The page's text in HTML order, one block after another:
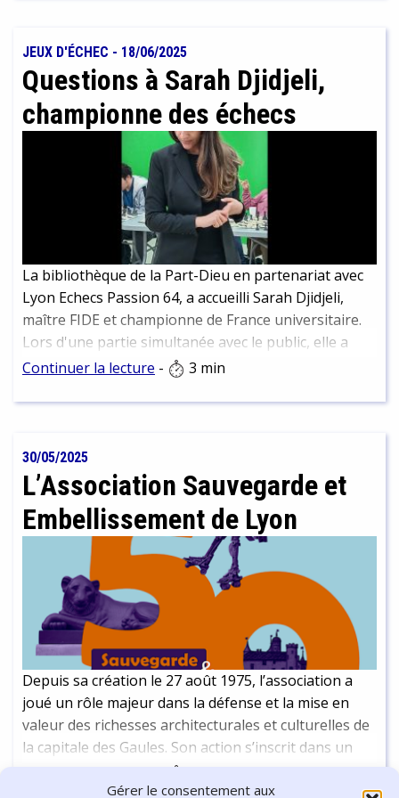
Gérer le consentement aux
cependant à ne pas trop plonger dans un chapitre
passionnant et en ressortir trois arrêts plus loin que
votre destination ! Nous parlons d’expérience…
JEUX D'ÉCHEC - 18/06/2025
Questions à Sarah Djidjeli,
championne des échecs
La bibliothèque de la Part-Dieu en partenariat avec
Lyon Echecs Passion 64, a accueilli Sarah Djidjeli,
maître FIDE et championne de France universitaire.
Lors d'une partie simultanée avec le public, elle a
affronté 44 joueuses et joueurs. Résultat final, alors
nuls et 41 victoires pour Sarah. C'est ici l'occasion de
Continuer la lecture - 3 min
30/05/2025
L’Association Sauvegarde et
Embellissement de Lyon
Depuis sa création le 27 août 1975, l’association a
joué un rôle majeur dans la défense et la mise en
valeur des richesses architecturales et culturelles de
la capitale des Gaules. Son action s’inscrit dans un
réseau plus large d’associations et de structures
engagées dans la préservation du patrimoine mais